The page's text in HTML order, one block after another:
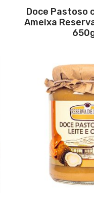
Doce Pastoso
Ameixa